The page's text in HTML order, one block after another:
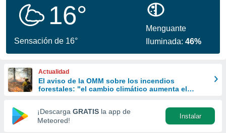
calidad.
a este
las
y
forma
digital
basada
16°
Sensación de 16°
Menguante
Iluminada:46%
Actualidad
El aviso de la OMM sobre los incendios
forestales: "el cambio climático aumenta el
¡Descarga GRATIS la app de
Meteored!
Instalar